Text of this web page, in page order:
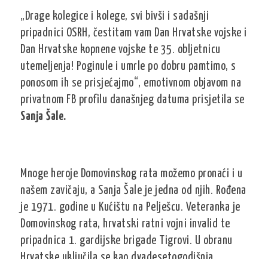
„Drage kolegice i kolege, svi bivši i sadašnji
pripadnici OSRH, čestitam vam Dan Hrvatske vojske i
Dan Hrvatske kopnene vojske te 35. obljetnicu
utemeljenja! Poginule i umrle po dobru pamtimo, s
ponosom ih se prisjećajmo“, emotivnom objavom na
privatnom FB profilu današnjeg datuma prisjetila se
Sanja Šale.
Mnoge heroje Domovinskog rata možemo pronaći i u
našem zavičaju, a Sanja Šale je jedna od njih. Rođena
je 1971. godine u Kućištu na Pelješcu. Veteranka je
Domovinskog rata, hrvatski ratni vojni invalid te
pripadnica 1. gardijske brigade Tigrovi. U obranu